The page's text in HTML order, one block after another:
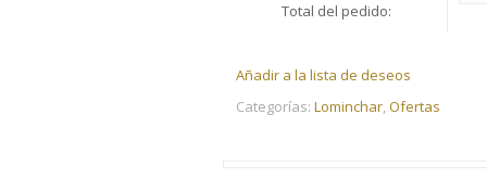
Total del pedido:
Añadir a la lista de deseos
Categorías: Lominchar,Ofertas